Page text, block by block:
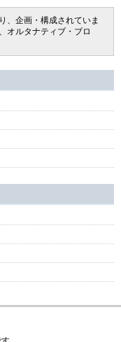
、企画・構成されていま
オルタナティブ・ブロ